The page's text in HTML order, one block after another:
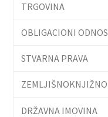
TRGOVINA
OBLIGACIONI
STVARNA PRAVA
ZEMLJIŠNOKNJIŽNO
DRŽAVNA IMOVINA